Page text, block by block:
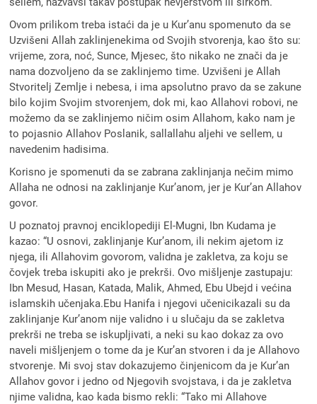
Ovom prilikom treba istaći da je u Kur’anu spomenuto da se
Uzvišeni Allah zaklinjenekima od Svojih stvorenja, kao što su:
vrijeme, zora, noć, Sunce, Mjesec, što nikako ne znači da je
nama dozvoljeno da se zaklinjemo time. Uzvišeni je Allah
Stvoritelj Zemlje i nebesa, i ima apsolutno pravo da se zakune
bilo kojim Svojim stvorenjem, dok mi, kao Allahovi robovi, ne
možemo da se zaklinjemo ničim osim Allahom, kako nam je
to pojasnio Allahov Poslanik, sallallahu aljehi ve sellem, u
navedenim hadisima.
Korisno je spomenuti da se zabrana zaklinjanja nečim mimo
Allaha ne odnosi na zaklinjanje Kur’anom, jer je Kur’an Allahov
govor.
U poznatoj pravnoj enciklopediji El-Mugni, Ibn Kudama je
kazao: “U osnovi, zaklinjanje Kur’anom, ili nekim ajetom iz
njega, ili Allahovim govorom, validna je zakletva, za koju se
čovjek treba iskupiti ako je prekrši. Ovo mišljenje zastupaju:
Ibn Mesud, Hasan, Katada, Malik, Ahmed, Ebu Ubejd i većina
islamskih učenjaka.Ebu Hanifa i njegovi učenicikazali su da
zaklinjanje Kur’anom nije validno i u slučaju da se zakletva
prekrši ne treba se iskupljivati, a neki su kao dokaz za ovo
naveli mišljenjem o tome da je Kur’an stvoren i da je Allahovo
stvorenje. Mi svoj stav dokazujemo činjenicom da je Kur’an
Allahov govor i jedno od Njegovih svojstava, i da je zakletva
njime validna, kao kada bismo rekli: “Tako mi Allahove